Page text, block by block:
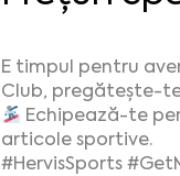
E timpul pentru
Club, pregătește-
Echipează-te
articole sportive.
#HervisSports